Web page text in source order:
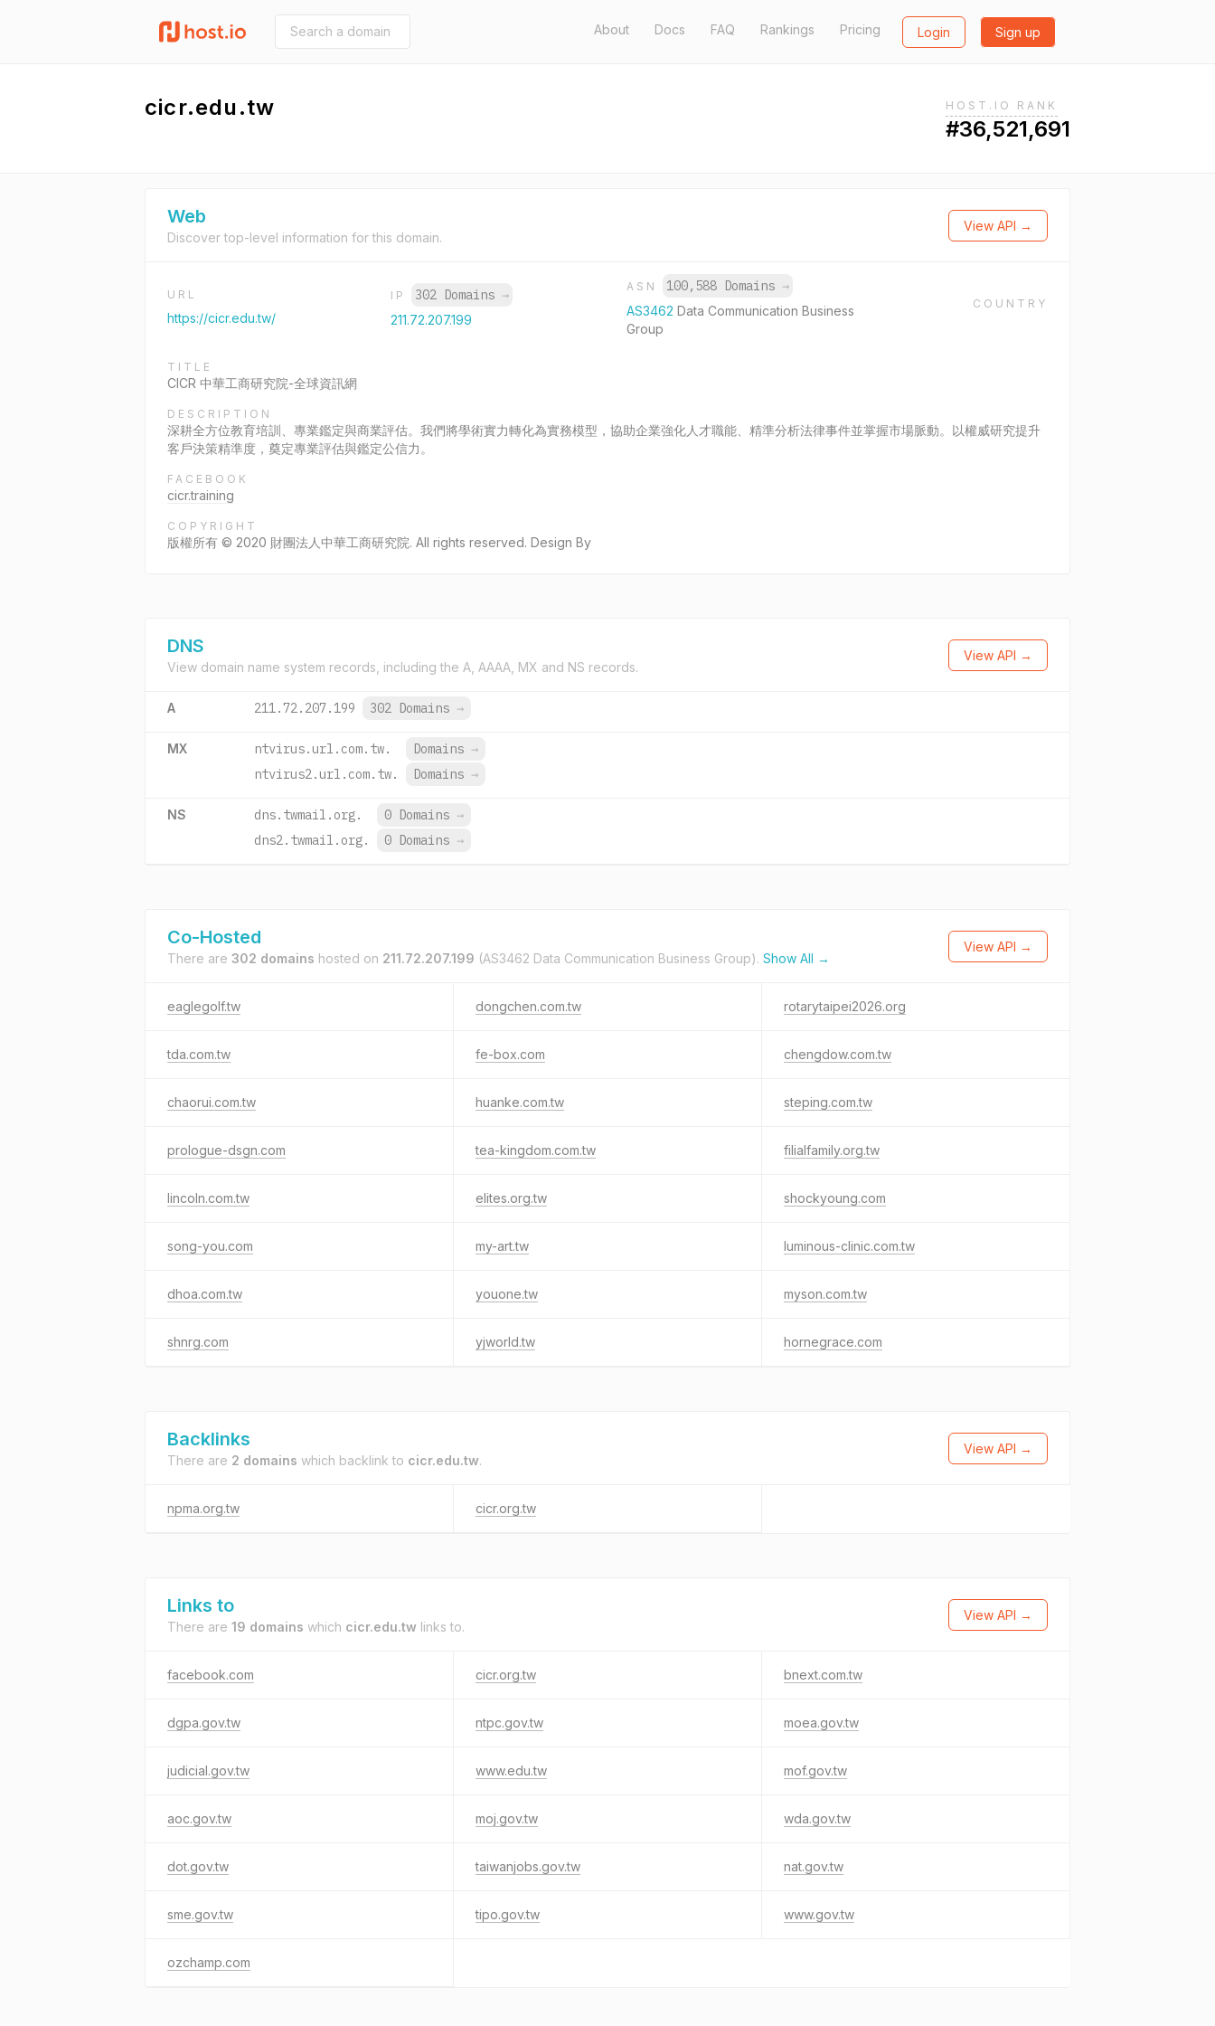
About Docs FAQ Rankings Pricing Login Sign up
cicr.edu.tw HOST.IO RANK
#36,521,691
Web
Discover top-level information for this domain.
View API →
URL
https://cicr.edu.tw/
IP 302 Domains →
211.72.207.199
ASN 100,588 Domains →
AS3462Data Communication Business
Group
COUNTRY
TITLE
CICR 中華工商研究院-全球資訊網
DESCRIPTION
深耕全方位教育培訓、專業鑑定與商業評估。我們將學術實力轉化為實務模型，協助企業強化人才職能、精準分析法律事件並掌握市場脈動。以權威研究提升
客戶決策精準度，奠定專業評估與鑑定公信力。
FACEBOOK
cicr.training
COPYRIGHT
版權所有 © 2020 財團法人中華工商研究院. All rights reserved. Design By
DNS
View domain name system records, including the A, AAAA, MX and NS records.
View API →
A 211.72.207.199 302 Domains →
MX ntvirus.url.com.tw. Domains →
ntvirus2.url.com.tw.
Domains →
NS dns.twmail.org. 0 Domains →
dns2.twmail.org.
0 Domains →
Co-Hosted
There are 302 domains hosted on 211.72.207.199 (AS3462 Data Communication Business Group). Show All →
View API →
eaglegolf.tw dongchen.com.tw rotarytaipei2026.org
tda.com.tw fe-box.com chengdow.com.tw
chaorui.com.tw huanke.com.tw steping.com.tw
prologue-dsgn.com tea-kingdom.com.tw filialfamily.org.tw
lincoln.com.tw elites.org.tw shockyoung.com
song-you.com my-art.tw luminous-clinic.com.tw
dhoa.com.tw youone.tw myson.com.tw
shnrg.com yjworld.tw hornegrace.com
Backlinks
There are 2 domains which backlink to cicr.edu.tw.
View API →
npma.org.tw cicr.org.tw
Links to
There are 19 domains which cicr.edu.tw links to.
View API →
facebook.com cicr.org.tw bnext.com.tw
dgpa.gov.tw ntpc.gov.tw moea.gov.tw
judicial.gov.tw www.edu.tw mof.gov.tw
aoc.gov.tw moj.gov.tw wda.gov.tw
dot.gov.tw taiwanjobs.gov.tw nat.gov.tw
sme.gov.tw tipo.gov.tw www.gov.tw
ozchamp.com